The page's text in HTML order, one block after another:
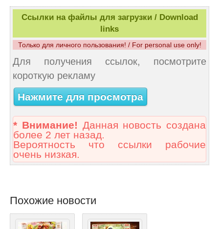
Ссылки на файлы для загрузки / Download
links
Только для личного пользования! / For personal use only!
Для получения ссылок, посмотрите
короткую рекламу
Нажмите для просмотра
* Внимание! Данная новость создана
более 2 лет назад.
Вероятность что ссылки рабочие
очень низкая.
Похожие новости